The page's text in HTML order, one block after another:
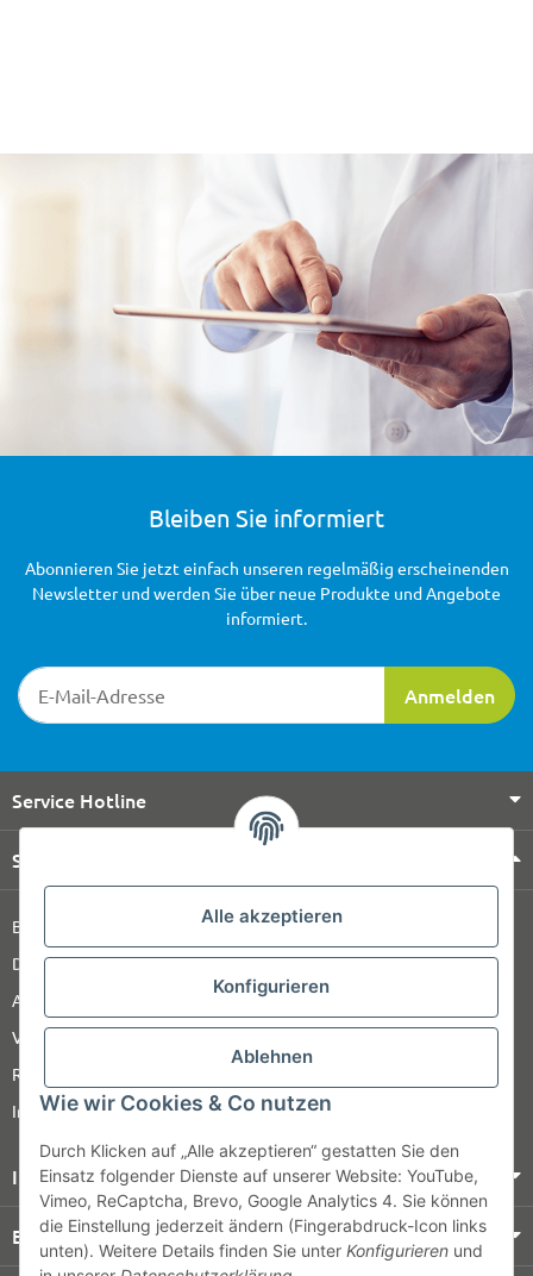
Alle akzeptieren
Konfigurieren
Ablehnen
Wie wir Cookies & Co nutzen
Durch Klicken auf „Alle akzeptieren“ gestatten Sie den
Einsatz folgender Dienste auf unserer Website: YouTube,
Vimeo, ReCaptcha, Brevo, Google Analytics 4. Sie können
die Einstellung jederzeit ändern (Fingerabdruck-Icon links
unten). Weitere Details finden Sie unter Konfigurieren und
Bleiben Sie informiert
Newsletter-Registrierung
Anmelden
Abonnieren Sie jetzt einfach unseren regelmäßig erscheinenden
Newsletter und werden Sie über neue Produkte und Angebote
informiert.
Service Hotline
Shop Service
Barrierefreiheitserklärung
Datenschutz
AGB
Versandinformationen
Retour
Impressum
Informationen
Bezahlung & Versand